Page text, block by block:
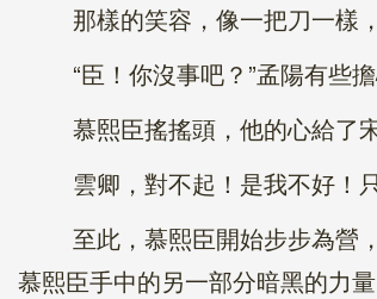
那樣的笑容，像一把刀一樣，
“臣！你沒事吧？”孟陽有些擔
慕熙臣搖搖頭，他的心給了宋
雲卿，對不起！是我不好！只
至此，慕熙臣開始步步為營，
慕熙臣手中的另一部分暗黑的力量